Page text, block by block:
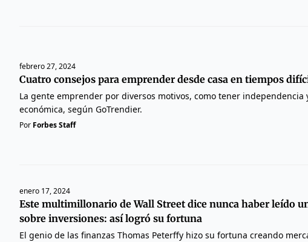
febrero 27, 2024
Cuatro consejos para emprender desde casa en tiempos
La gente emprender por diversos motivos, como tener independencia
económica, según GoTrendier.
Por Forbes Staff
enero 17, 2024
Este multimillonario de Wall Street dice nunca haber leído
sobre inversiones: así logró su fortuna
El genio de las finanzas Thomas Peterffy hizo su fortuna creando